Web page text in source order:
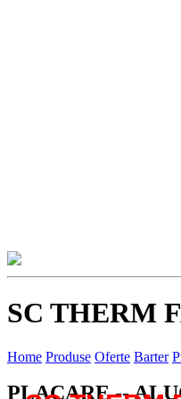
SC THERM
Home Produse Oferte Barter
PLACARE --